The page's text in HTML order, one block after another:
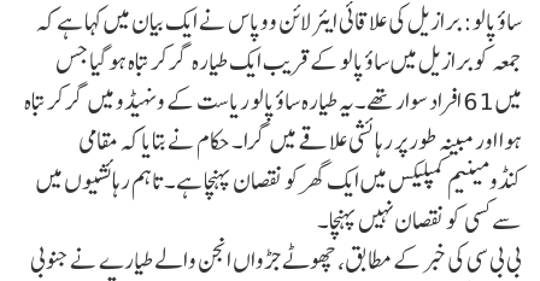
ساؤ پالو: برازیل کی علاقائی ایئر لائن ووپاس نے ایک بیان میں کہا ہے کہ
جمعہ کو برازیل میں ساؤ پالو کے قریب ایک طیارہ گر کر تباہ ہو گیا جس
میں 61 افراد سوار تھے۔یہ طیارہ ساؤ پالو ریاست کے ونہیڈو میں گر کر تباہ
ہوا اور مبینہ طور پر رہائشی علاقے میں گرا۔ حکام نے بتایا کہ مقامی
کنڈومینیم کمپلیکس میں ایک گھر کو نقصان پہنچا ہے۔ تاہم رہائشیوں میں
سے کسی کو نقصان نہیں پہنچا۔
بی بی سی کی خبر کے مطابق، چھوٹے جڑواں انجن والے طیارے نے جنوبی